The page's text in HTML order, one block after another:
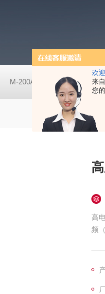
欢
来
您
M-200A微动摩擦磨损实验机
高
频